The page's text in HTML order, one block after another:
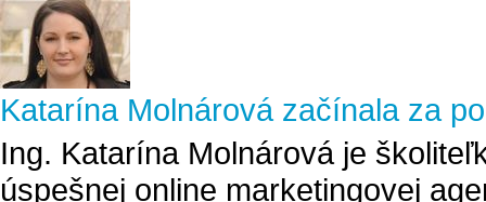
Katarína Molnárová začínala za
Ing. Katarína Molnárová je
úspešnej online marketingovej